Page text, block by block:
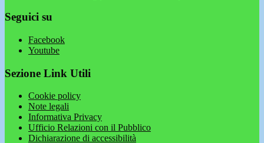
Seguici su
Facebook
Youtube
Sezione Link Utili
Cookie policy
Note legali
Informativa Privacy
Ufficio Relazioni con il Pubblico
Dichiarazione di accessibilità